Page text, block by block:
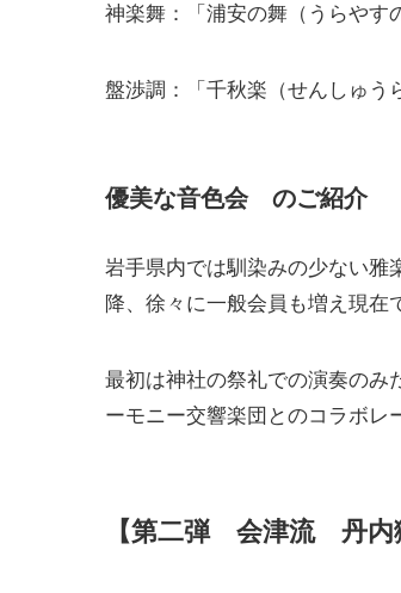
神楽舞：「浦安の舞（うらや
盤渉調：「千秋楽（せんしゅう
優美な音色会 のご紹介
岩手県内では馴染みの少ない雅
降、徐々に一般会員も増え現在
最初は神社の祭礼での演奏のみ
ーモニー交響楽団とのコラボレ
【第二弾 会津流 丹内